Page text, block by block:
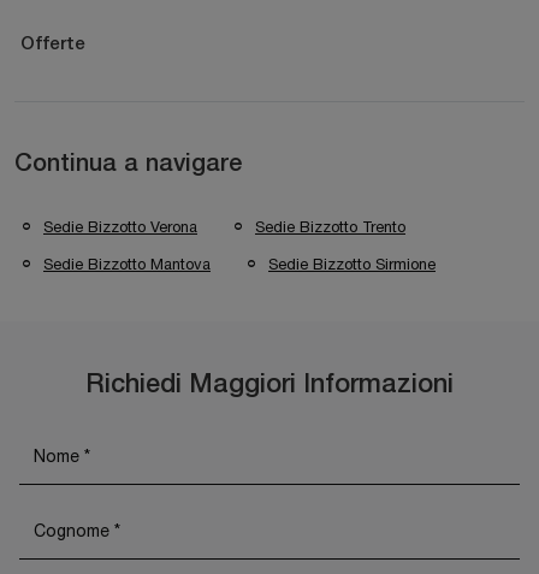
Offerte
Continua a navigare
Sedie Bizzotto Verona Sedie Bizzotto Trento
Sedie Bizzotto Mantova Sedie Bizzotto Sirmione
Richiedi Maggiori Informazioni